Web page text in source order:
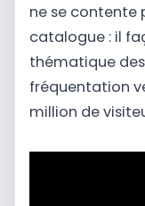
ne se contente
catalogue : il
thématique
fréquentation
million de